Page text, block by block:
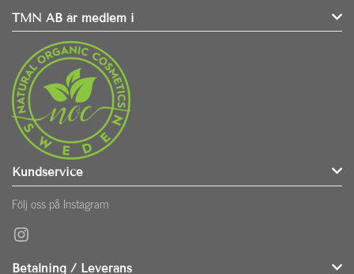
TMN AB är medlem i
Kundservice
Följ oss på Instagram
Instagram
Betalning / Leverans